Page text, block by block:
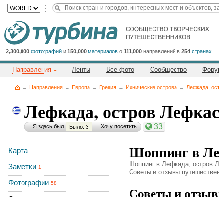
2,300,000 фотографий и 150,000 материалов о 111,000 направлений в 254 странах
Направления Ленты Все фото Сообщество
→ Направления → Европа → Греция → Ионические острова → Лефкада,
Лефкада, остров
Я здесь был Было: 3 Хочу посетить 33
Карта
Заметки 1
Фотографии 58
Шоппинг в
Шоппинг в Лефкада, остров
Советы и отзывы
Советы и
Cейчас
на
сайте:
Title
Button